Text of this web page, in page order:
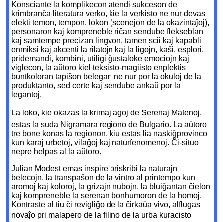
Konsciante la komplikecon atendi sukceson de
krimbranĉa literatura verko, kie la verkisto ne nur devas
elektitemon, tempon, lokon (scenejon de la okazintaĵoj),
personaron kaj kompreneble riĉan sendube flekseblan
kaj samtempe precizan lingvon, tamen scii kaj kapabli
enmiksi kaj akcenti la rilatojn kaj la ligojn, kaŝi, esplori,
pridemandi, kombini, utiligi ĝustaloke emociojn kaj
viglecon, la aŭtoro kiel teksisto-magiisto enplektis
buntkoloran tapiŝon belegan ne nur por la okuloj de la
produktanto, sed certe kaj sendube ankaŭ por la
legantoj.
La loko, kie okazas la krimaj agoj de Serenaj Matenoj,
estas la suda Nigramara regiono de Bulgario. La aŭtoro
tre bone konas la regionon, kiu estas lia naskiĝprovinco
kun karaj urbetoj, vilaĝoj kaj naturfenomenoj. Ĉi-situo
nepre helpas al la aŭtoro.
Julian Modest emas inspire priskribi la naturajn
belecojn, la transpaŝon de la vintro al printempo kun
aromoj kaj koloroj, la grizajn nubojn, la bluiĝantan ĉielon
kaj kompreneble la serenan bonhumoron de la homoj.
Kontraste al tiu ĉi revigliĝo de la ĉirkaŭa vivo, alflugas
novaĵo pri malapero de la filino de la urba kuracisto 